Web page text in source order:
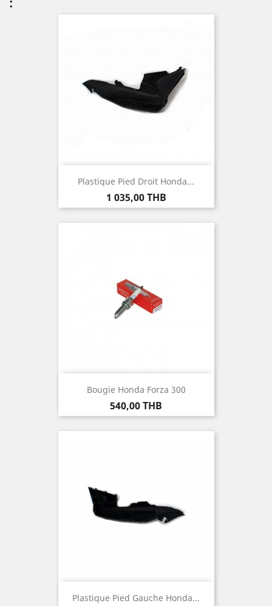
Plastique Pied Droit Honda...
Prix
1 035,00 THB
Bougie Honda Forza 300
Prix
540,00 THB
Plastique Pied Gauche Honda...